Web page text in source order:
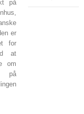
på
er
for
at
om
på